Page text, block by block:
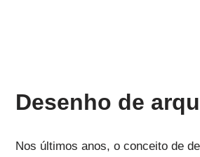
Desenho de
Nos últimos anos, o conceito de